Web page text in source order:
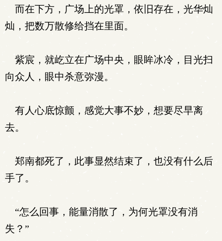
而在下方，广场上的光罩，依旧存在，光华灿
灿，把数万散修给挡在里面。
紫宸，就屹立在广场中央，眼眸冰冷，目光扫
向众人，眼中杀意弥漫。
有人心底惊颤，感觉大事不妙，想要尽早离
去。
郑南都死了，此事显然结束了，也没有什么后
手了。
“怎么回事，能量消散了，为何光罩没有消
失？”